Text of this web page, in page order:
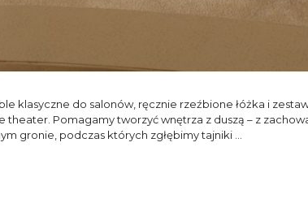
klasyczne do salonów, ręcznie rzeźbione łóżka i
Pomagamy tworzyć wnętrza z duszą – z
gronie, podczas których zgłębimy tajniki …